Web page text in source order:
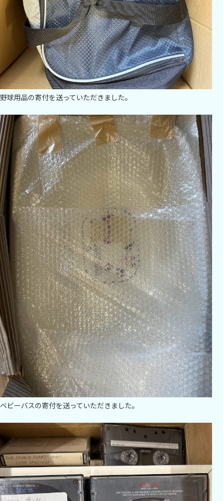
野球用品の寄付を送っていただきました。
ベビーバスの寄付を送っていただきました。